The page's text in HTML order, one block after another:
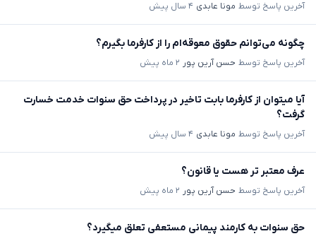
آخرین پاسخ توسط مونا عابدی ۴ سال پیش
چگونه می‌توانم حقوق معوقه‌ام را از کارفرما بگیرم؟
آخرین پاسخ توسط حسن آرین پور ۲ ماه پیش
آیا میتوان از کارفرما بابت تاخیر در پرداخت حق سنوات خدمت خسارت
گرفت؟
آخرین پاسخ توسط مونا عابدی ۴ سال پیش
عرف معتبر تر هست یا قانون؟
آخرین پاسخ توسط حسن آرین پور ۲ ماه پیش
حق سنوات به کارمند پیمانی مستعفی تعلق میگیرد؟